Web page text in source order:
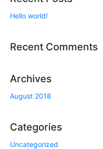
Hello world!
Recent Comments
Archives
August 2018
Categories
Uncategorized